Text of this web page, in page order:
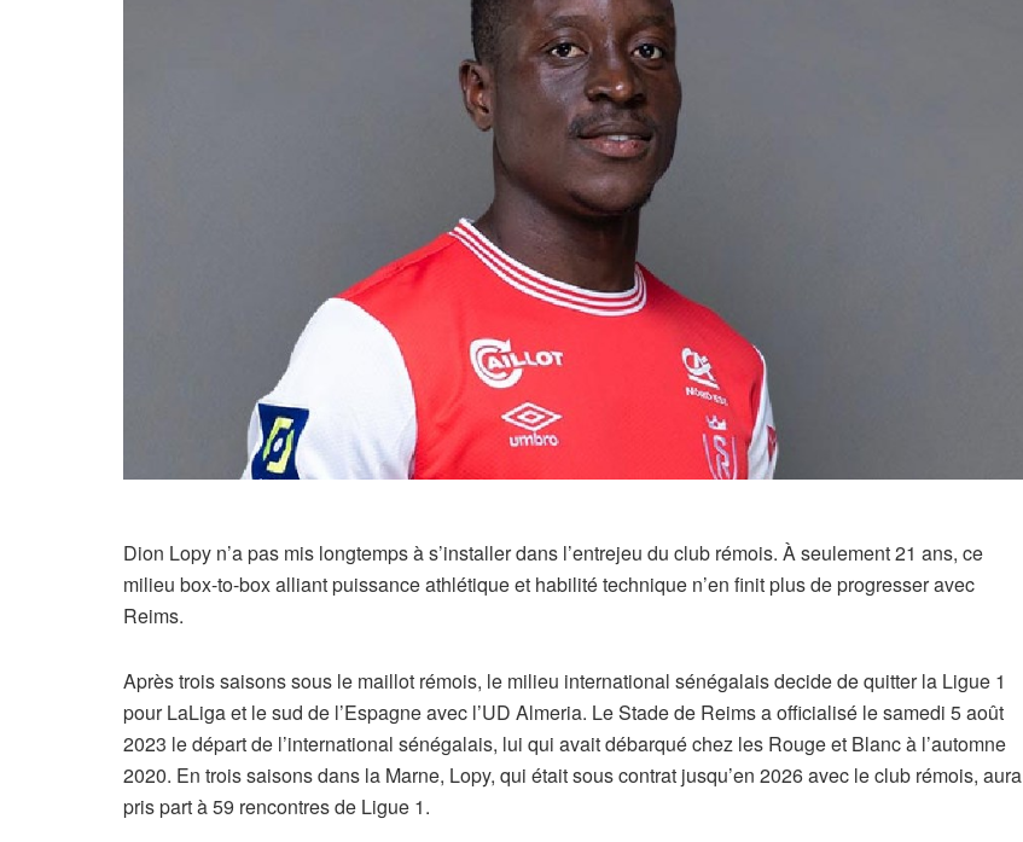
Dion Lopy n’a pas mis longtemps à s’installer dans l’entrejeu du club rémois. À seulement 21 ans, ce
milieu box-to-box alliant puissance athlétique et habilité technique n’en finit plus de progresser avec
Reims.
Après trois saisons sous le maillot rémois, le milieu international sénégalais decide de quitter la Ligue 1
pour LaLiga et le sud de l’Espagne avec l’UD Almeria. Le Stade de Reims a officialisé le samedi 5 août
2023 le départ de l’international sénégalais, lui qui avait débarqué chez les Rouge et Blanc à l’automne
2020. En trois saisons dans la Marne, Lopy, qui était sous contrat jusqu’en 2026 avec le club rémois, aura
pris part à 59 rencontres de Ligue 1.